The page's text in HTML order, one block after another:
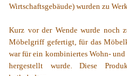
Wirtschaftsgebäude) wurden zu
Kurz vor der Wende wurde noch
Möbelgriff gefertigt, für das
war für ein kombiniertes Wohn-
hergestellt wurde. Diese